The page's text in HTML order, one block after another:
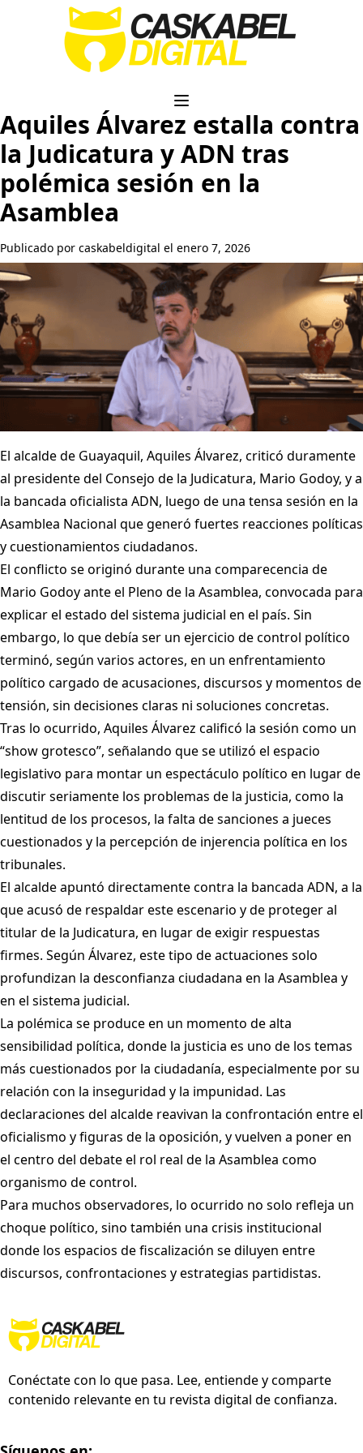
Aquiles Álvarez estalla contra
la Judicatura y ADN tras
polémica sesión en la
Asamblea
Publicado por caskabeldigital el enero 7, 2026
El alcalde de Guayaquil, Aquiles Álvarez, criticó duramente
al presidente del Consejo de la Judicatura, Mario Godoy, y a
la bancada oficialista ADN, luego de una tensa sesión en la
Asamblea Nacional que generó fuertes reacciones políticas
y cuestionamientos ciudadanos.
El conflicto se originó durante una comparecencia de
Mario Godoy ante el Pleno de la Asamblea, convocada para
explicar el estado del sistema judicial en el país. Sin
embargo, lo que debía ser un ejercicio de control político
terminó, según varios actores, en un enfrentamiento
político cargado de acusaciones, discursos y momentos de
tensión, sin decisiones claras ni soluciones concretas.
Tras lo ocurrido, Aquiles Álvarez calificó la sesión como un
“show grotesco”, señalando que se utilizó el espacio
legislativo para montar un espectáculo político en lugar de
discutir seriamente los problemas de la justicia, como la
lentitud de los procesos, la falta de sanciones a jueces
cuestionados y la percepción de injerencia política en los
tribunales.
El alcalde apuntó directamente contra la bancada ADN, a la
que acusó de respaldar este escenario y de proteger al
titular de la Judicatura, en lugar de exigir respuestas
firmes. Según Álvarez, este tipo de actuaciones solo
profundizan la desconfianza ciudadana en la Asamblea y
en el sistema judicial.
La polémica se produce en un momento de alta
sensibilidad política, donde la justicia es uno de los temas
más cuestionados por la ciudadanía, especialmente por su
relación con la inseguridad y la impunidad. Las
declaraciones del alcalde reavivan la confrontación entre el
oficialismo y figuras de la oposición, y vuelven a poner en
el centro del debate el rol real de la Asamblea como
organismo de control.
Para muchos observadores, lo ocurrido no solo refleja un
choque político, sino también una crisis institucional
donde los espacios de fiscalización se diluyen entre
discursos, confrontaciones y estrategias partidistas.
Conéctate con lo que pasa. Lee, entiende y comparte
contenido relevante en tu revista digital de confianza.